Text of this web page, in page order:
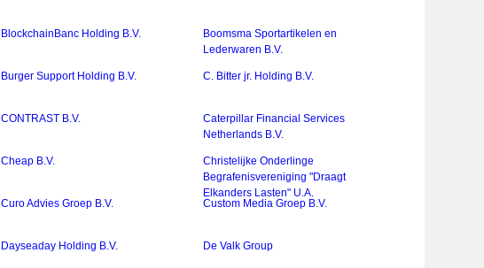
BlockchainBanc Holding B.V.
Boomsma Sportartikelen en
Lederwaren B.V.
Burger Support Holding B.V. C. Bitter jr. Holding B.V.
CONTRAST B.V.
Caterpillar Financial Services
Netherlands B.V.
Cheap B.V.
Christelijke Onderlinge
Begrafenisvereniging "Draagt
Elkanders Lasten" U.A.
Curo Advies Groep B.V. Custom Media Groep B.V.
Dayseaday Holding B.V. De Valk Group